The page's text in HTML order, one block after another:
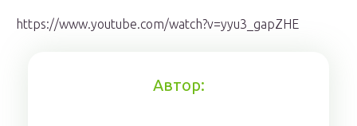
https://www.youtube.com/watch?v=yyu3_gapZHE
Автор: